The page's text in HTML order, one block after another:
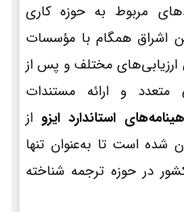
مربوط به حوزه کاری
همگام با مؤسسات
ارزیابی‌های مختلف و پس از
و ارائه مستندات
استاندارد ایزو از
شده است تا به‌عنوان تنها
در حوزه ترجمه شناخته